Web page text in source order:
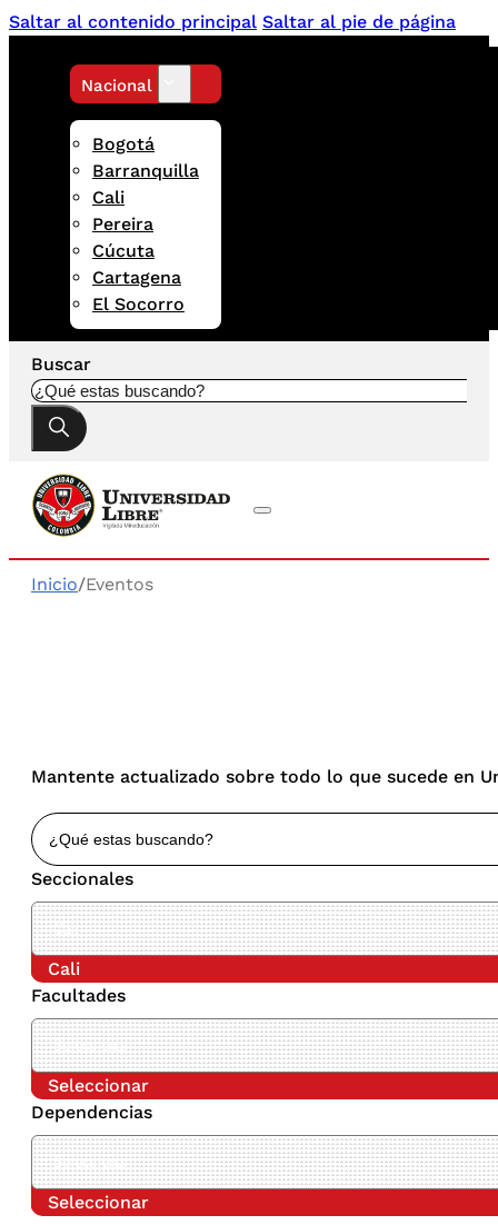
Saltar al contenido principal Saltar al pie de página
Nacional
Bogotá
Barranquilla
Cali
Pereira
Cúcuta
Cartagena
El Socorro
Buscar
Inicio/Eventos
Mantente actualizado sobre todo lo que sucede en
Seccionales
Cali
Facultades
Seleccionar
Dependencias
Seleccionar